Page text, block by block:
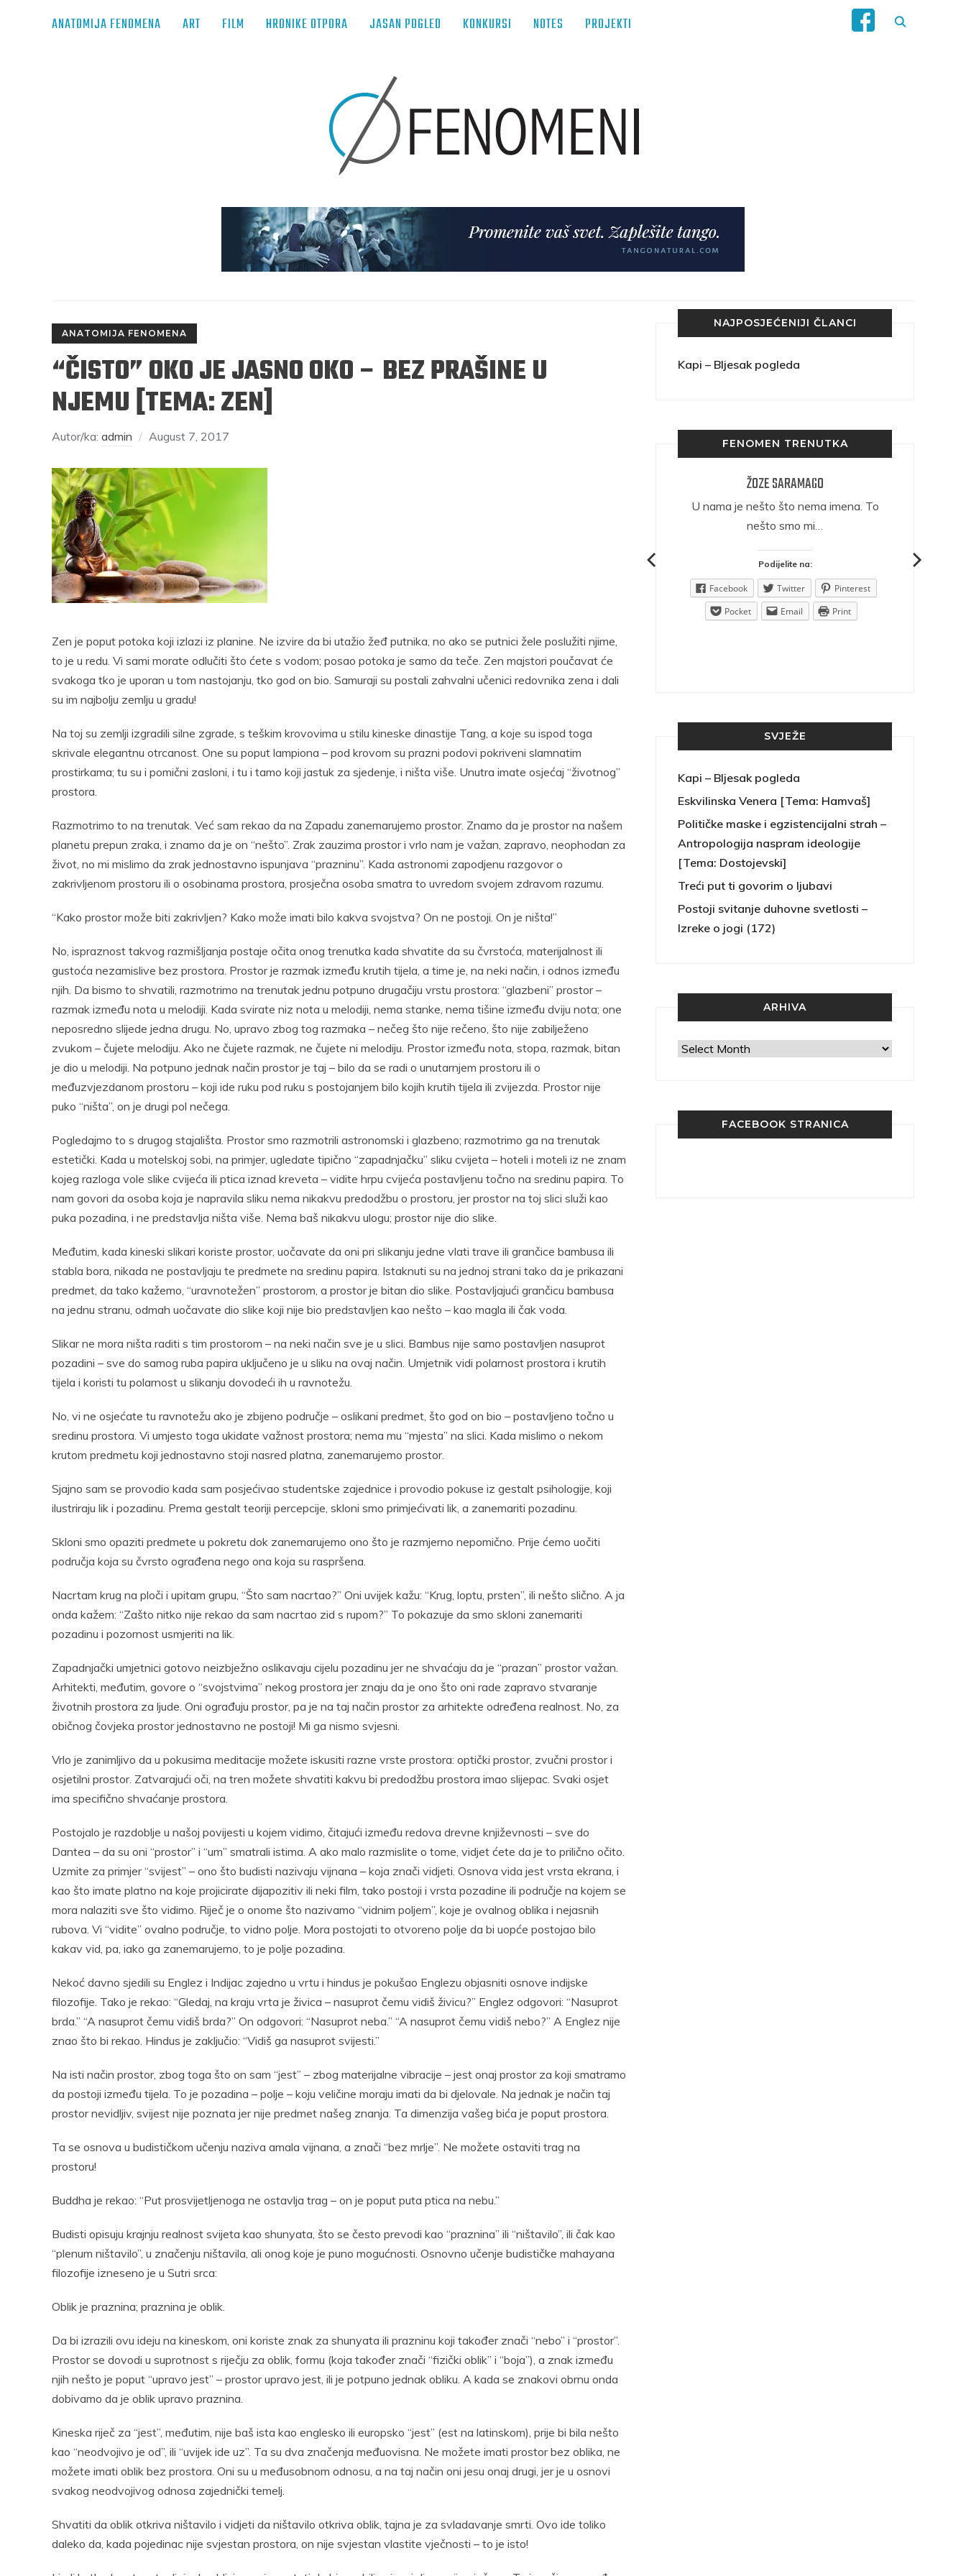
ANATOMIJA FENOMENA ART FILM HRONIKE OTPORA JASAN POGLED KONKURSI NOTES PROJEKTI
ANATOMIJA FENOMENA
“ČISTO” OKO JE JASNO OKO – BEZ PRAŠINE U
NJEMU [TEMA: ZEN]
Autor/ka: admin August 7, 2017
Zen je poput potoka koji izlazi iz planine. Ne izvire da bi utažio žeđ putnika, no ako se putnici žele poslužiti njime,
to je u redu. Vi sami morate odlučiti što ćete s vodom; posao potoka je samo da teče. Zen majstori poučavat će
svakoga tko je uporan u tom nastojanju, tko god on bio. Samuraji su postali zahvalni učenici redovnika zena i dali
su im najbolju zemlju u gradu!
Na toj su zemlji izgradili silne zgrade, s teškim krovovima u stilu kineske dinastije Tang, a koje su ispod toga
skrivale elegantnu otrcanost. One su poput lampiona – pod krovom su prazni podovi pokriveni slamnatim
prostirkama; tu su i pomični zasloni, i tu i tamo koji jastuk za sjedenje, i ništa više. Unutra imate osjećaj “životnog”
prostora.
Razmotrimo to na trenutak. Već sam rekao da na Zapadu zanemarujemo prostor. Znamo da je prostor na našem
planetu prepun zraka, i znamo da je on “nešto”. Zrak zauzima prostor i vrlo nam je važan, zapravo, neophodan za
život, no mi mislimo da zrak jednostavno ispunjava “prazninu”. Kada astronomi zapodjenu razgovor o
zakrivljenom prostoru ili o osobinama prostora, prosječna osoba smatra to uvredom svojem zdravom razumu.
“Kako prostor može biti zakrivljen? Kako može imati bilo kakva svojstva? On ne postoji. On je ništa!”
No, ispraznost takvog razmišljanja postaje očita onog trenutka kada shvatite da su čvrstoća, materijalnost ili
gustoća nezamislive bez prostora. Prostor je razmak između krutih tijela, a time je, na neki način, i odnos između
njih. Da bismo to shvatili, razmotrimo na trenutak jednu potpuno drugačiju vrstu prostora: “glazbeni” prostor –
razmak između nota u melodiji. Kada svirate niz nota u melodiji, nema stanke, nema tišine između dviju nota; one
neposredno slijede jedna drugu. No, upravo zbog tog razmaka – nečeg što nije rečeno, što nije zabilježeno
zvukom – čujete melodiju. Ako ne čujete razmak, ne čujete ni melodiju. Prostor između nota, stopa, razmak, bitan
je dio u melodiji. Na potpuno jednak način prostor je taj – bilo da se radi o unutarnjem prostoru ili o
međuzvjezdanom prostoru – koji ide ruku pod ruku s postojanjem bilo kojih krutih tijela ili zvijezda. Prostor nije
puko “ništa”, on je drugi pol nečega.
Pogledajmo to s drugog stajališta. Prostor smo razmotrili astronomski i glazbeno; razmotrimo ga na trenutak
estetički. Kada u motelskoj sobi, na primjer, ugledate tipično “zapadnjačku” sliku cvijeta – hoteli i moteli iz ne znam
kojeg razloga vole slike cvijeća ili ptica iznad kreveta – vidite hrpu cvijeća postavljenu točno na sredinu papira. To
nam govori da osoba koja je napravila sliku nema nikakvu predodžbu o prostoru, jer prostor na toj slici služi kao
puka pozadina, i ne predstavlja ništa više. Nema baš nikakvu ulogu; prostor nije dio slike.
Međutim, kada kineski slikari koriste prostor, uočavate da oni pri slikanju jedne vlati trave ili grančice bambusa ili
stabla bora, nikada ne postavljaju te predmete na sredinu papira. Istaknuti su na jednoj strani tako da je prikazani
predmet, da tako kažemo, “uravnotežen” prostorom, a prostor je bitan dio slike. Postavljajući grančicu bambusa
na jednu stranu, odmah uočavate dio slike koji nije bio predstavljen kao nešto – kao magla ili čak voda.
Slikar ne mora ništa raditi s tim prostorom – na neki način sve je u slici. Bambus nije samo postavljen nasuprot
pozadini – sve do samog ruba papira uključeno je u sliku na ovaj način. Umjetnik vidi polarnost prostora i krutih
tijela i koristi tu polarnost u slikanju dovodeći ih u ravnotežu.
No, vi ne osjećate tu ravnotežu ako je zbijeno područje – oslikani predmet, što god on bio – postavljeno točno u
sredinu prostora. Vi umjesto toga ukidate važnost prostora; nema mu “mjesta” na slici. Kada mislimo o nekom
krutom predmetu koji jednostavno stoji nasred platna, zanemarujemo prostor.
Sjajno sam se provodio kada sam posjećivao studentske zajednice i provodio pokuse iz gestalt psihologije, koji
ilustriraju lik i pozadinu. Prema gestalt teoriji percepcije, skloni smo primjećivati lik, a zanemariti pozadinu.
Skloni smo opaziti predmete u pokretu dok zanemarujemo ono što je razmjerno nepomično. Prije ćemo uočiti
područja koja su čvrsto ograđena nego ona koja su raspršena.
Nacrtam krug na ploči i upitam grupu, “Što sam nacrtao?” Oni uvijek kažu: “Krug, loptu, prsten”, ili nešto slično. A ja
onda kažem: “Zašto nitko nije rekao da sam nacrtao zid s rupom?” To pokazuje da smo skloni zanemariti
pozadinu i pozornost usmjeriti na lik.
Zapadnjački umjetnici gotovo neizbježno oslikavaju cijelu pozadinu jer ne shvaćaju da je “prazan” prostor važan.
Arhitekti, međutim, govore o “svojstvima” nekog prostora jer znaju da je ono što oni rade zapravo stvaranje
životnih prostora za ljude. Oni ograđuju prostor, pa je na taj način prostor za arhitekte određena realnost. No, za
običnog čovjeka prostor jednostavno ne postoji! Mi ga nismo svjesni.
Vrlo je zanimljivo da u pokusima meditacije možete iskusiti razne vrste prostora: optički prostor, zvučni prostor i
osjetilni prostor. Zatvarajući oči, na tren možete shvatiti kakvu bi predodžbu prostora imao slijepac. Svaki osjet
ima specifično shvaćanje prostora.
Postojalo je razdoblje u našoj povijesti u kojem vidimo, čitajući između redova drevne književnosti – sve do
Dantea – da su oni “prostor” i “um” smatrali istima. A ako malo razmislite o tome, vidjet ćete da je to prilično očito.
Uzmite za primjer “svijest” – ono što budisti nazivaju vijnana – koja znači vidjeti. Osnova vida jest vrsta ekrana, i
kao što imate platno na koje projicirate dijapozitiv ili neki film, tako postoji i vrsta pozadine ili područje na kojem se
mora nalaziti sve što vidimo. Riječ je o onome što nazivamo “vidnim poljem”, koje je ovalnog oblika i nejasnih
rubova. Vi “vidite” ovalno područje, to vidno polje. Mora postojati to otvoreno polje da bi uopće postojao bilo
kakav vid, pa, iako ga zanemarujemo, to je polje pozadina.
Nekoć davno sjedili su Englez i Indijac zajedno u vrtu i hindus je pokušao Englezu objasniti osnove indijske
filozofije. Tako je rekao: “Gledaj, na kraju vrta je živica – nasuprot čemu vidiš živicu?” Englez odgovori: “Nasuprot
brda.” “A nasuprot čemu vidiš brda?” On odgovori: “Nasuprot neba.” “A nasuprot čemu vidiš nebo?” A Englez nije
znao što bi rekao. Hindus je zaključio: “Vidiš ga nasuprot svijesti.”
Na isti način prostor, zbog toga što on sam “jest” – zbog materijalne vibracije – jest onaj prostor za koji smatramo
da postoji između tijela. To je pozadina – polje – koju veličine moraju imati da bi djelovale. Na jednak je način taj
prostor nevidljiv, svijest nije poznata jer nije predmet našeg znanja. Ta dimenzija vašeg bića je poput prostora.
Ta se osnova u budističkom učenju naziva amala vijnana, a znači “bez mrlje”. Ne možete ostaviti trag na
prostoru!
Buddha je rekao: “Put prosvijetljenoga ne ostavlja trag – on je poput puta ptica na nebu.”
Budisti opisuju krajnju realnost svijeta kao shunyata, što se često prevodi kao “praznina” ili “ništavilo”, ili čak kao
“plenum ništavilo”, u značenju ništavila, ali onog koje je puno mogućnosti. Osnovno učenje budističke mahayana
filozofije izneseno je u Sutri srca:
Oblik je praznina; praznina je oblik.
Da bi izrazili ovu ideju na kineskom, oni koriste znak za shunyata ili prazninu koji također znači “nebo” i “prostor”.
Prostor se dovodi u suprotnost s riječju za oblik, formu (koja također znači “fizički oblik” i “boja”), a znak između
njih nešto je poput “upravo jest” – prostor upravo jest, ili je potpuno jednak obliku. A kada se znakovi obrnu onda
dobivamo da je oblik upravo praznina.
Kineska riječ za “jest”, međutim, nije baš ista kao englesko ili europsko “jest” (est na latinskom), prije bi bila nešto
kao “neodvojivo je od”, ili “uvijek ide uz”. Ta su dva značenja međuovisna. Ne možete imati prostor bez oblika, ne
možete imati oblik bez prostora. Oni su u međusobnom odnosu, a na taj način oni jesu onaj drugi, jer je u osnovi
svakog neodvojivog odnosa zajednički temelj.
Shvatiti da oblik otkriva ništavilo i vidjeti da ništavilo otkriva oblik, tajna je za svladavanje smrti. Ovo ide toliko
daleko da, kada pojedinac nije svjestan prostora, on nije svjestan vlastite vječnosti – to je isto!
NAJPOSJEĆENIJI ČLANCI
Kapi – Bljesak pogleda
FENOMEN TRENUTKA
ŽOZE SARAMAGO
U nama je nešto što nema imena. To
nešto smo mi…
Podijelite na:
Facebook Twitter
Pinterest
Pocket
Email Print
RAJKO GRLIĆ
Nema na Balkanu lakoće, čak ni one
nepodnošljive, Balkanu više pristaje
naslov “Nepodnošljiva težina postojanja”
Podijelite na:
SVJEŽE
Kapi – Bljesak pogleda
Eskvilinska Venera [Tema: Hamvaš]
Političke maske i egzistencijalni strah –
Antropologija naspram ideologije
[Tema: Dostojevski]
Treći put ti govorim o ljubavi
Postoji svitanje duhovne svetlosti –
Izreke o jogi (172)
ARHIVA
Arhiva
FACEBOOK STRANICA